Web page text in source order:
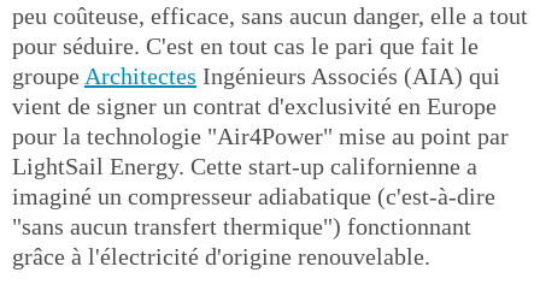
peu coûteuse, efficace, sans aucun danger, elle a tout
pour séduire. C'est en tout cas le pari que fait le
groupe Architectes Ingénieurs Associés (AIA) qui
vient de signer un contrat d'exclusivité en Europe
pour la technologie "Air4Power" mise au point par
LightSail Energy. Cette start-up californienne a
imaginé un compresseur adiabatique (c'est-à-dire
"sans aucun transfert thermique") fonctionnant
grâce à l'électricité d'origine renouvelable.